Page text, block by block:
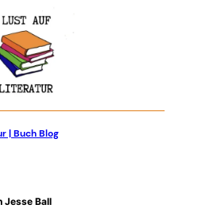
| Buch Blog
Jesse Ball